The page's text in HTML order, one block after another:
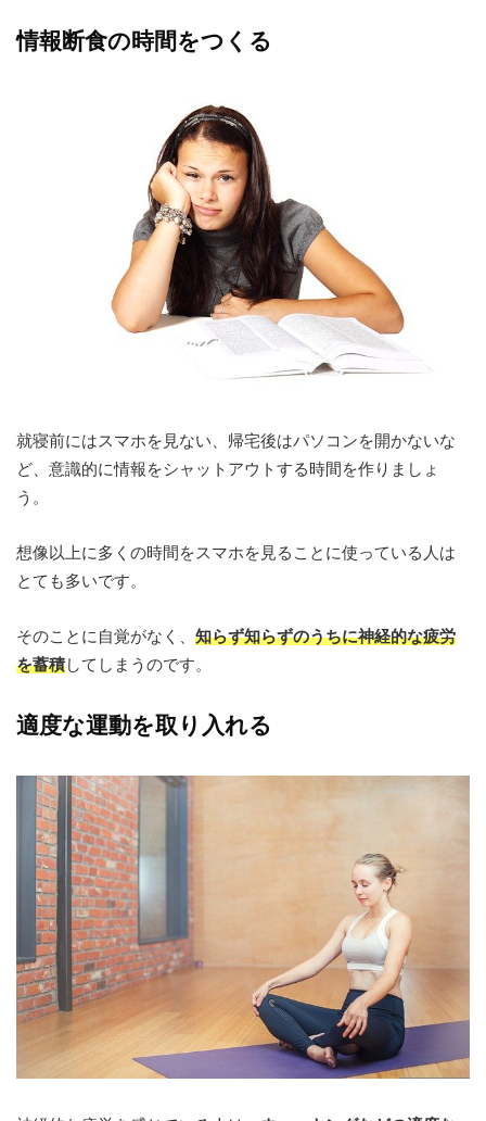
情報断食の時間をつくる
就寝前にはスマホを見ない、帰宅後はパソコンを開かないな
ど、意識的に情報をシャットアウトする時間を作りましょ
う。
想像以上に多くの時間をスマホを見ることに使っている人は
とても多いです。
そのことに自覚がなく、 知らず知らずのうちに神経的な疲労
を蓄積してしまうのです。
適度な運動を取り入れる